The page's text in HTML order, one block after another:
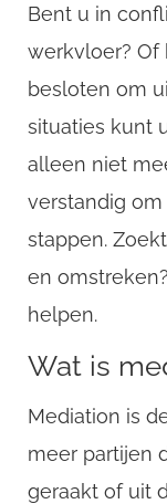
Bent u in
werkvloer? Of
besloten om
situaties kunt
alleen niet
verstandig
stappen.
en
helpen.
Wat is
Mediation is
meer partijen
geraakt of uit